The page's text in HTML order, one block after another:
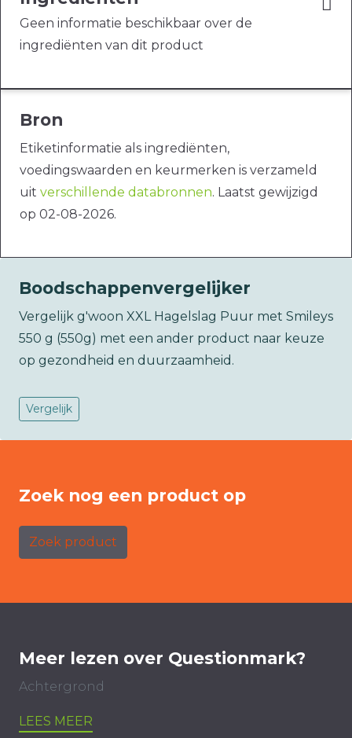
Geen informatie beschikbaar over de
ingrediënten van dit product
Bron
Etiketinformatie als ingrediënten,
voedingswaarden en keurmerken is verzameld
uit verschillende databronnen. Laatst gewijzigd
op 02-08-2026.
Boodschappenvergelijker
Vergelijk g'woon XXL Hagelslag Puur met Smileys
550 g (550g) met een ander product naar keuze
op gezondheid en duurzaamheid.
Vergelijk
Zoek nog een product op
Zoek product
Meer lezen over Questionmark?
Achtergrond
LEES MEER